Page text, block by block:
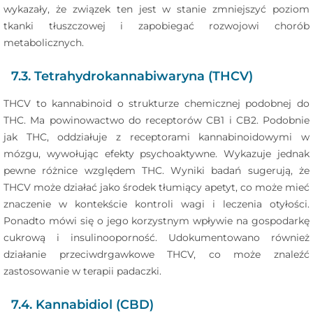
wykazały, że związek ten jest w stanie zmniejszyć poziom
tkanki tłuszczowej i zapobiegać rozwojowi chorób
metabolicznych.
7.3. Tetrahydrokannabiwaryna (THCV)
THCV to kannabinoid o strukturze chemicznej podobnej do
THC. Ma powinowactwo do receptorów CB1 i CB2. Podobnie
jak THC, oddziałuje z receptorami kannabinoidowymi w
mózgu, wywołując efekty psychoaktywne. Wykazuje jednak
pewne różnice względem THC. Wyniki badań sugerują, że
THCV może działać jako środek tłumiący apetyt, co może mieć
znaczenie w kontekście kontroli wagi i leczenia otyłości.
Ponadto mówi się o jego korzystnym wpływie na gospodarkę
cukrową i insulinooporność. Udokumentowano również
działanie przeciwdrgawkowe THCV, co może znaleźć
zastosowanie w terapii padaczki.
7.4. Kannabidiol (CBD)